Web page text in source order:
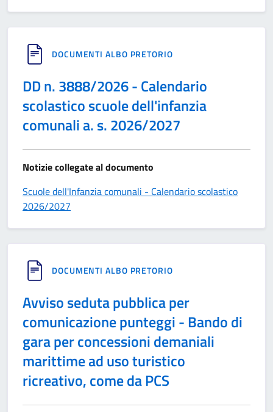
DOCUMENTI ALBO PRETORIO
DD n. 3888/2026 - Calendario
scolastico scuole dell'infanzia
comunali a. s. 2026/2027
Notizie collegate al documento
Scuole dell'Infanzia comunali - Calendario scolastico
2026/2027
DOCUMENTI ALBO PRETORIO
Avviso seduta pubblica per
comunicazione punteggi - Bando di
gara per concessioni demaniali
marittime ad uso turistico
ricreativo, come da PCS